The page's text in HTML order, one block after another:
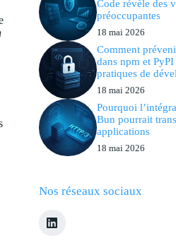
Code révèle des
préoccupantes
18 mai 2026
Comment
dans npm et
pratiques de
18 mai 2026
Pourquoi
Bun pourrait
applications
18 mai 2026
Nos réseaux sociaux